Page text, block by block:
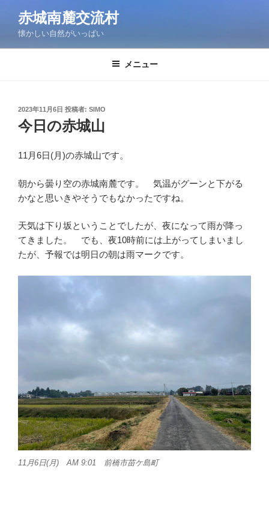
ン
赤城南麓交流村
懐かしい自然がいっぱい
メニュー
投
稿
日:
2023年11月6日 投稿者: SIMO
今日の赤城山
11月6日(月)の赤城山です。
朝から曇り空の赤城南麓です。 気温がグーンと下がる
かなと思いきやそうでもなかったですね。
天気は下り坂ということでしたが、夜になって雨が降っ
てきました。 でも、夜10時前には上がってしまいまし
たが、予報では明日の朝は雨マークです。
11月6日(月) AM 9:01 前橋市苗ケ島町